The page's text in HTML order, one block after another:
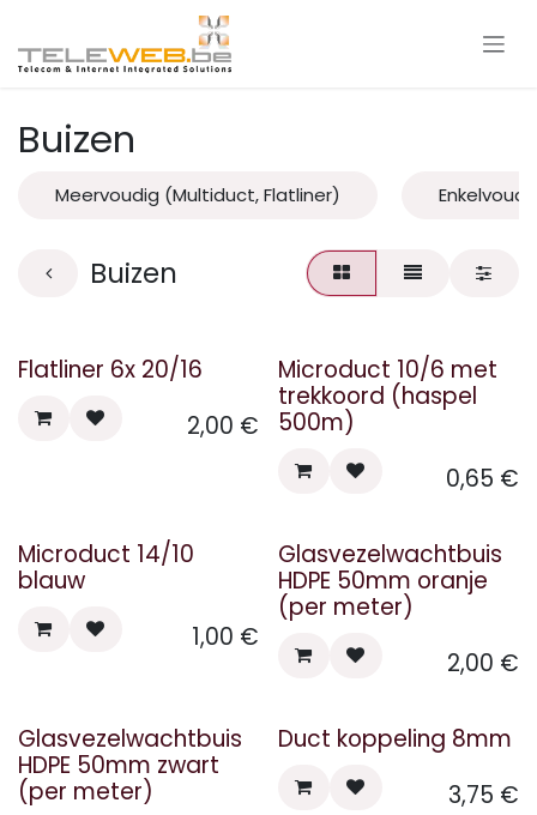
Buizen
Meervoudig (Multiduct, Flatliner)
Buizen
Flatliner 6x 20/16
2,00 €
Microduct 10/6 met
trekkoord (haspel
500m)
0,65 €
Microduct 14/10
blauw
1,00 €
Glasvezelwachtbuis
HDPE 50mm oranje
(per meter)
2,00 €
Glasvezelwachtbuis
HDPE 50mm zwart
(per meter)
Duct koppeling 8mm
3,75 €